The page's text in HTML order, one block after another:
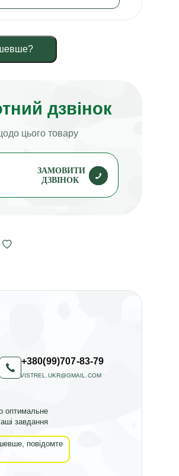
дзвінок
цього товару
ЗАМОВИТИ
ДЗВІНОК
+380(99)707-83-79
VISTREL.UKR@GMAIL.COM
оптимальне
завдання
повідомте